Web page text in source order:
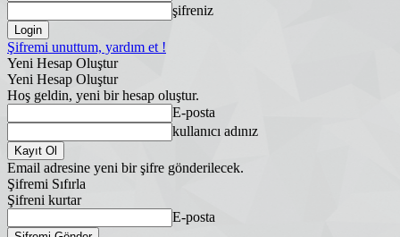
şifreniz
Şifremi unuttum, yardım et !
Yeni Hesap Oluştur
Yeni Hesap Oluştur
Hoş geldin, yeni bir hesap oluştur.
E-posta
kullanıcı adınız
Email adresine yeni bir şifre gönderilecek.
Şifremi Sıfırla
Şifreni kurtar
E-posta